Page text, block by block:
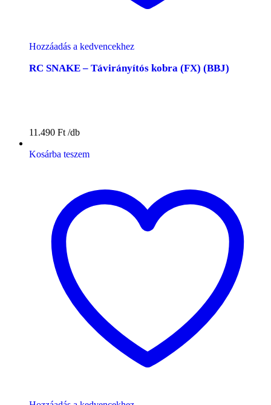
Hozzáadás a kedvencekhez
RC SNAKE – Távirányítós kobra (FX) (BBJ)
11.490 Ft
Kosárba teszem